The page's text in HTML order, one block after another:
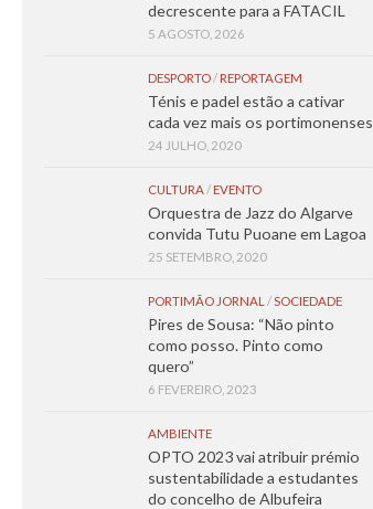
decrescente para a FATACIL
5 AGOSTO, 2026
DESPORTO/ REPORTAGEM
Ténis e padel estão a cativar
cada vez mais os portimonenses
24 JULHO, 2020
CULTURA/ EVENTO
Orquestra de Jazz do Algarve
convida Tutu Puoane em Lagoa
25 SETEMBRO, 2020
PORTIMÃO JORNAL /SOCIEDADE
Pires de Sousa: “Não pinto
como posso. Pinto como
quero”
6 FEVEREIRO, 2023
AMBIENTE
OPTO 2023 vai atribuir prémio
sustentabilidade a estudantes
do concelho de Albufeira